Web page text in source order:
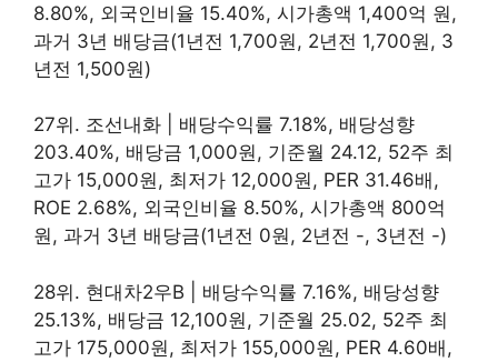
8.80%, 외국인비율 15.40%, 시가총액 1,400억 원,
과거 3년 배당금(1년전 1,700원, 2년전 1,700원, 3
년전 1,500원)
27위. 조선내화 | 배당수익률 7.18%, 배당성향
203.40%, 배당금 1,000원, 기준월 24.12, 52주 최
고가 15,000원, 최저가 12,000원, PER 31.46배,
ROE 2.68%, 외국인비율 8.50%, 시가총액 800억
원, 과거 3년 배당금(1년전 0원, 2년전 -, 3년전 -)
28위. 현대차2우B | 배당수익률 7.16%, 배당성향
25.13%, 배당금 12,100원, 기준월 25.02, 52주 최
고가 175,000원, 최저가 155,000원, PER 4.60배,